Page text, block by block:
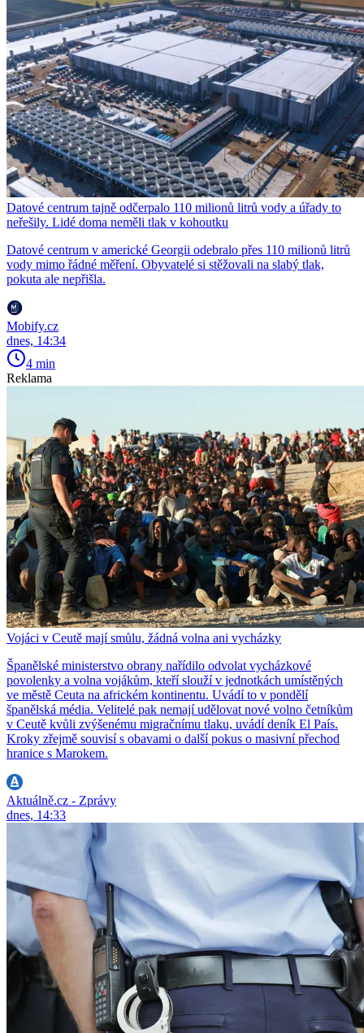
Datové centrum tajně odčerpalo 110 milionů litrů vody a úřady to
neřešily. Lidé doma neměli tlak v kohoutku
Datové centrum v americké Georgii odebralo přes 110 milionů litrů
vody mimo řádné měření. Obyvatelé si stěžovali na slabý tlak,
pokuta ale nepřišla.
Mobify.cz
dnes, 14:34
4 min
Reklama
Vojáci v Ceutě mají smůlu, žádná volna ani vycházky
Španělské ministerstvo obrany nařídilo odvolat vycházkové
povolenky a volna vojákům, kteří slouží v jednotkách umístěných
ve městě Ceuta na africkém kontinentu. Uvádí to v pondělí
španělská média. Velitelé pak nemají udělovat nové volno četníkům
v Ceutě kvůli zvýšenému migračnímu tlaku, uvádí deník El País.
Kroky zřejmě souvisí s obavami o další pokus o masivní přechod
hranice s Marokem.
Aktuálně.cz - Zprávy
dnes, 14:33